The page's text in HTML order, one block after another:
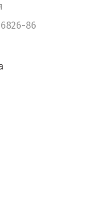
86